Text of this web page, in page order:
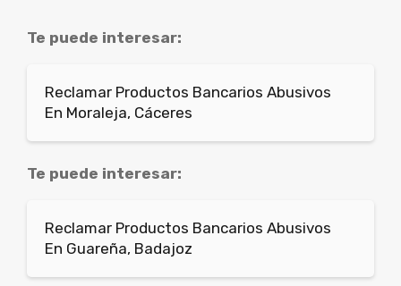
Te puede interesar:
Reclamar Productos Bancarios Abusivos
En Moraleja, Cáceres
Te puede interesar:
Reclamar Productos Bancarios Abusivos
En Guareña, Badajoz